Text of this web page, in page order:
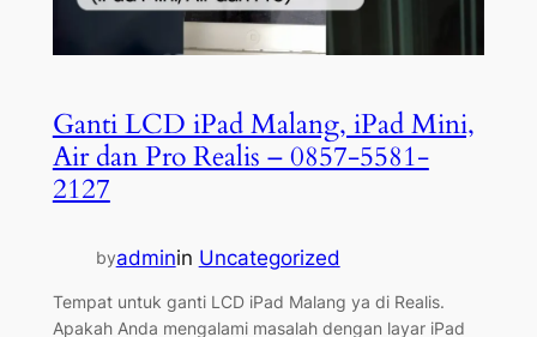
Ganti LCD iPad Malang, iPad Mini,
Air dan Pro Realis – 0857-5581-
2127
byadminin Uncategorized
Tempat untuk ganti LCD iPad Malang ya di Realis.
Apakah Anda mengalami masalah dengan layar iPad